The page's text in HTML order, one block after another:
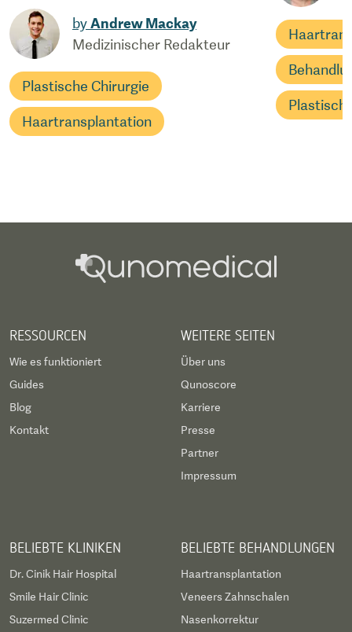
byAndrew Mackay
Medizinischer Redakteur
Plastische Chirurgie
Haartransplantation
RESSOURCEN
Wie es funktioniert
Guides
Blog
Kontakt
WEITERE SEITEN
Über uns
Qunoscore
Karriere
Presse
Partner
Impressum
BELIEBTE KLINIKEN
Dr. Cinik Hair Hospital
Smile Hair Clinic
Suzermed Clinic
BELIEBTE BEHANDLUNGEN
Haartransplantation
Veneers Zahnschalen
Nasenkorrektur